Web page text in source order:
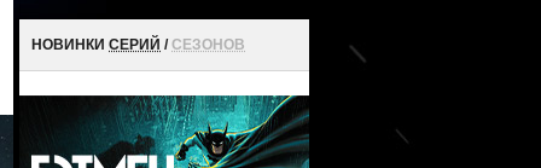
НОВИНКИ СЕРИЙ /СЕЗОНОВ